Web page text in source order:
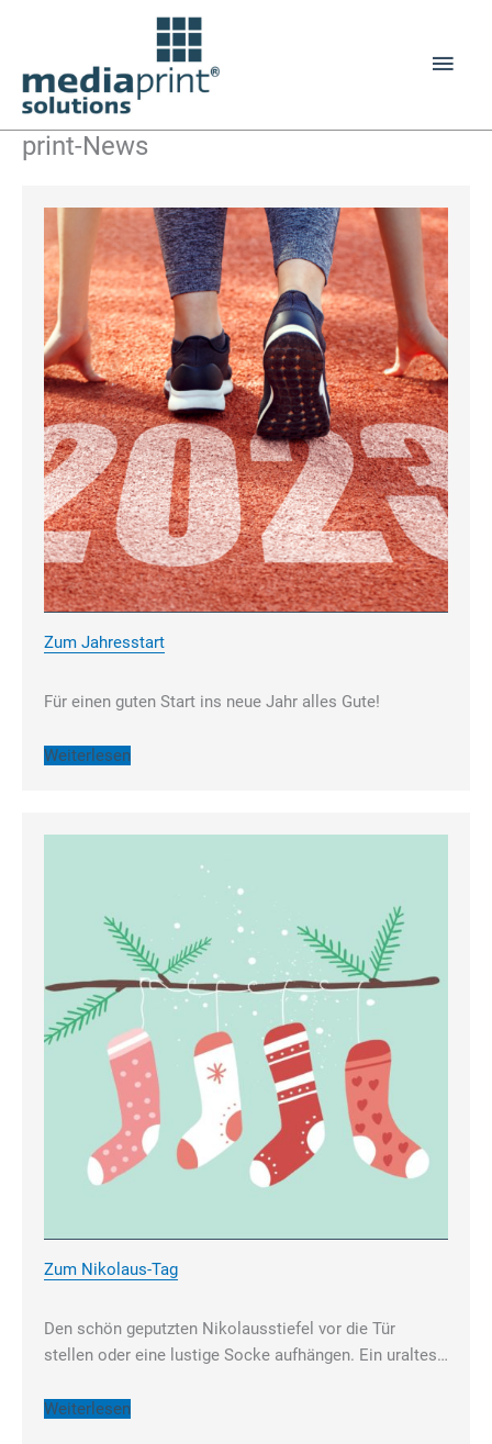
print-News
Zum Jahresstart
Für einen guten Start ins neue Jahr alles Gute!
Weiterlesen
Zum Nikolaus-Tag
Den schön geputzten Nikolausstiefel vor die Tür
stellen oder eine lustige Socke aufhängen. Ein uraltes…
Weiterlesen